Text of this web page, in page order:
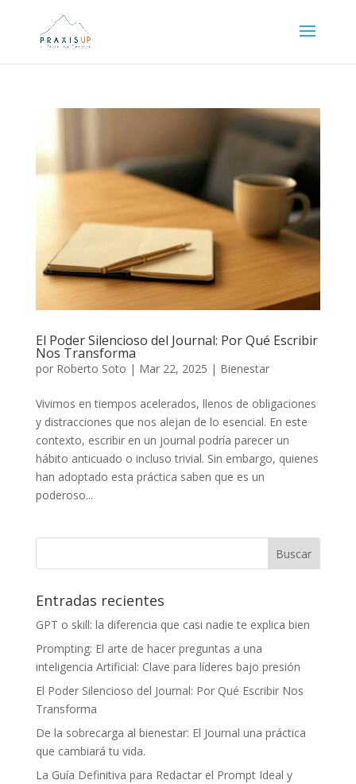
El Poder Silencioso del Journal: Por Qué Escribir
Nos Transforma
por Roberto Soto | Mar 22, 2025 | Bienestar
Vivimos en tiempos acelerados, llenos de obligaciones
y distracciones que nos alejan de lo esencial. En este
contexto, escribir en un journal podría parecer un
hábito anticuado o incluso trivial. Sin embargo, quienes
han adoptado esta práctica saben que es un
poderoso...
Entradas recientes
GPT o skill: la diferencia que casi nadie te explica bien
Prompting: El arte de hacer preguntas a una
inteligencia Artificial: Clave para líderes bajo presión
El Poder Silencioso del Journal: Por Qué Escribir Nos
Transforma
De la sobrecarga al bienestar: El Journal una práctica
que cambiará tu vida.
La Guía Definitiva para Redactar el Prompt Ideal y